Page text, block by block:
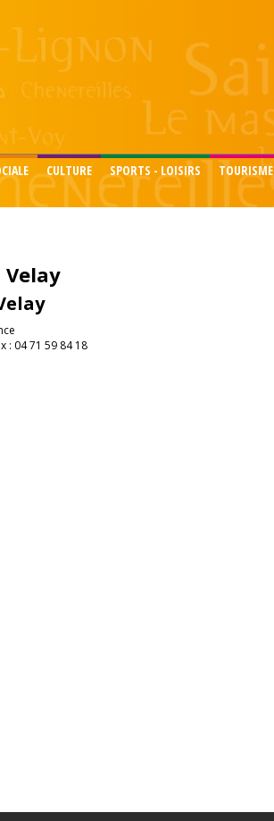
CULTURE SPORTS - LOISIRS TOURISME
: 04 71 59 84 18